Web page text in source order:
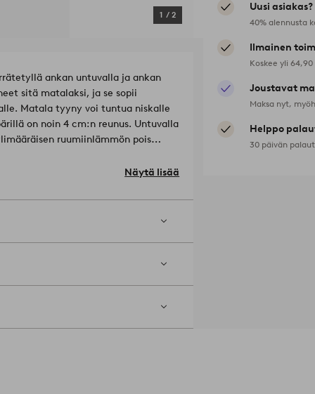
1 / 2
Uusi asiakas?
40% alennusta
Ilmainen
Koskee yli
Joustavat
Maksa nyt,
Helppo
30 päivän
ankan untuvalla ja ankan
sitä matalaksi, ja se sopii
Matala tyyny voi tuntua niskalle
on noin 4 cm:n reunus. Untuvalla
ruumiinlämmön pois
koko valmistusprosessi täyttää
Näytä lisää